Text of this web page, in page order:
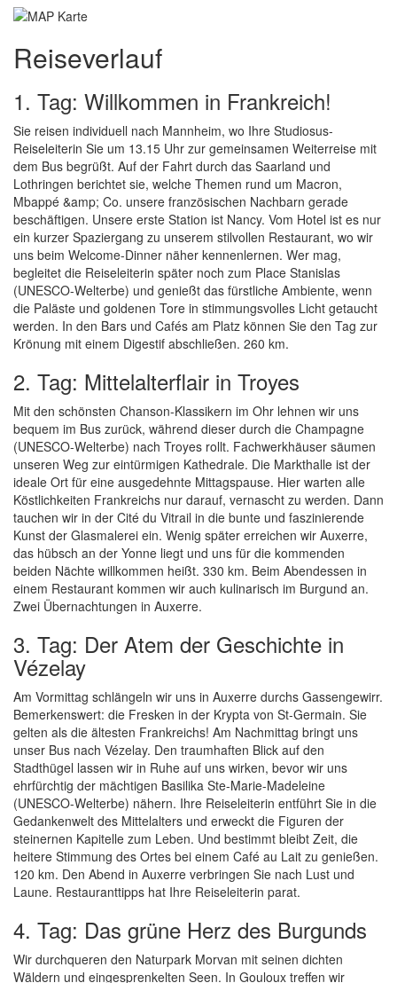
Reiseverlauf
1. Tag: Willkommen in Frankreich!
Sie reisen individuell nach Mannheim, wo Ihre Studiosus-
Reiseleiterin Sie um 13.15 Uhr zur gemeinsamen Weiterreise mit
dem Bus begrüßt. Auf der Fahrt durch das Saarland und
Lothringen berichtet sie, welche Themen rund um Macron,
Mbappé &amp; Co. unsere französischen Nachbarn gerade
beschäftigen. Unsere erste Station ist Nancy. Vom Hotel ist es nur
ein kurzer Spaziergang zu unserem stilvollen Restaurant, wo wir
uns beim Welcome-Dinner näher kennenlernen. Wer mag,
begleitet die Reiseleiterin später noch zum Place Stanislas
(UNESCO-Welterbe) und genießt das fürstliche Ambiente, wenn
die Paläste und goldenen Tore in stimmungsvolles Licht getaucht
werden. In den Bars und Cafés am Platz können Sie den Tag zur
Krönung mit einem Digestif abschließen. 260 km.
2. Tag: Mittelalterflair in Troyes
Mit den schönsten Chanson-Klassikern im Ohr lehnen wir uns
bequem im Bus zurück, während dieser durch die Champagne
(UNESCO-Welterbe) nach Troyes rollt. Fachwerkhäuser säumen
unseren Weg zur eintürmigen Kathedrale. Die Markthalle ist der
ideale Ort für eine ausgedehnte Mittagspause. Hier warten alle
Köstlichkeiten Frankreichs nur darauf, vernascht zu werden. Dann
tauchen wir in der Cité du Vitrail in die bunte und faszinierende
Kunst der Glasmalerei ein. Wenig später erreichen wir Auxerre,
das hübsch an der Yonne liegt und uns für die kommenden
beiden Nächte willkommen heißt. 330 km. Beim Abendessen in
einem Restaurant kommen wir auch kulinarisch im Burgund an.
Zwei Übernachtungen in Auxerre.
3. Tag: Der Atem der Geschichte in
Vézelay
Am Vormittag schlängeln wir uns in Auxerre durchs Gassengewirr.
Bemerkenswert: die Fresken in der Krypta von St-Germain. Sie
gelten als die ältesten Frankreichs! Am Nachmittag bringt uns
unser Bus nach Vézelay. Den traumhaften Blick auf den
Stadthügel lassen wir in Ruhe auf uns wirken, bevor wir uns
ehrfürchtig der mächtigen Basilika Ste-Marie-Madeleine
(UNESCO-Welterbe) nähern. Ihre Reiseleiterin entführt Sie in die
Gedankenwelt des Mittelalters und erweckt die Figuren der
steinernen Kapitelle zum Leben. Und bestimmt bleibt Zeit, die
heitere Stimmung des Ortes bei einem Café au Lait zu genießen.
120 km. Den Abend in Auxerre verbringen Sie nach Lust und
Laune. Restauranttipps hat Ihre Reiseleiterin parat.
4. Tag: Das grüne Herz des Burgunds
Wir durchqueren den Naturpark Morvan mit seinen dichten
Wäldern und eingesprenkelten Seen. In Gouloux treffen wir